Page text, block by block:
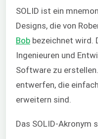
SOLID ist ein
Designs, die von
Bob bezeichnet wird.
Ingenieuren und
Software zu
entwerfen, die
erweitern sind.
Das SOLID-Akronym